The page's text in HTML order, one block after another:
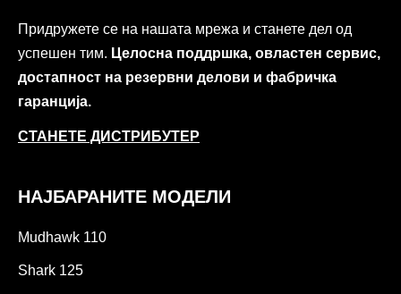
Придружете се на нашата мрежа и станете дел од
успешен тим. Целосна поддршка, овластен сервис,
достапност на резервни делови и фабричка
гаранција.
СТАНЕТЕ ДИСТРИБУТЕР
НАЈБАРАНИТЕ МОДЕЛИ
Mudhawk 110
Shark 125